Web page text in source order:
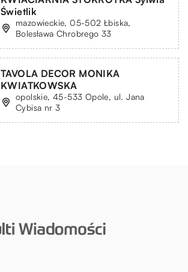
Świetlik
mazowieckie, 05-502 Łbiska,
Bolesława Chrobrego 33
TAVOLA DECOR MONIKA
KWIATKOWSKA
opolskie, 45-533 Opole, ul. Jana
Cybisa nr 3